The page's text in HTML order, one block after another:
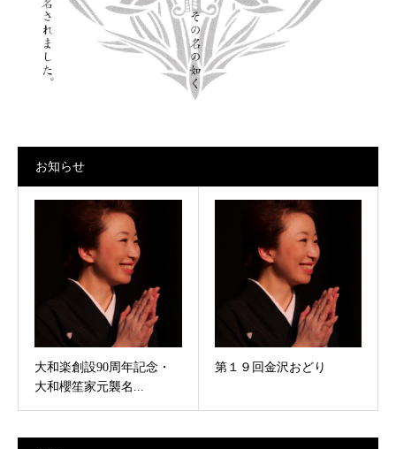
お知らせ
大和楽創設90周年記念・
大和櫻笙家元襲名...
第１９回金沢おどり